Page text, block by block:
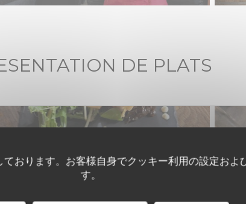
おります。お客様自身でクッキー利用の設定およ
す。
DE PLATS